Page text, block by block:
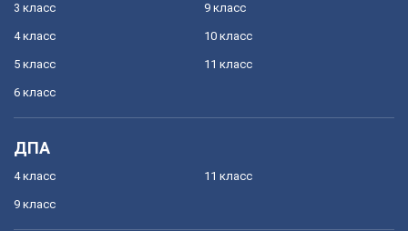
3 класс
4 класс
5 класс
6 класс
9 класс
10 класс
11 класс
ДПА
4 класс
9 класс
11 класс